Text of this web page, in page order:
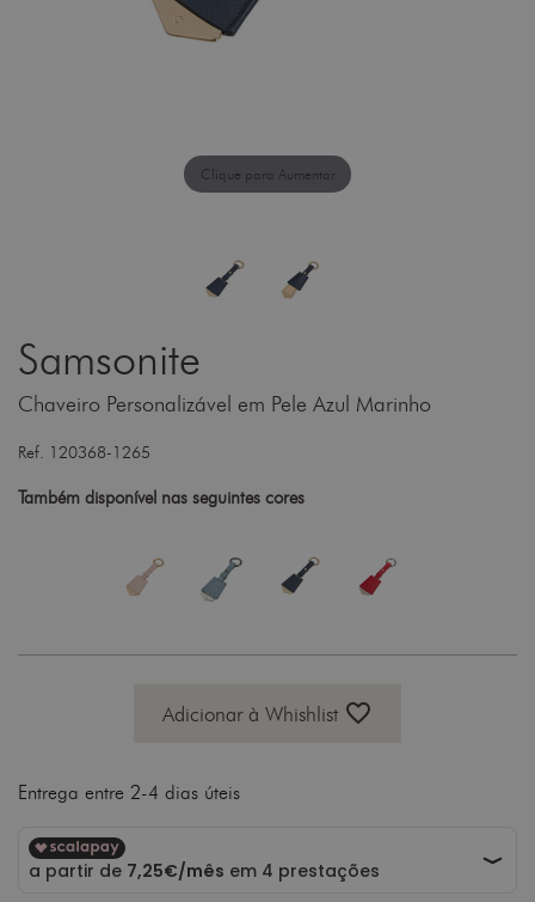
Clique para Aumentar
Samsonite
Chaveiro Personalizável em Pele Azul Marinho
Ref. 120368-1265
Também disponível nas seguintes cores
Adicionar à Whishlist favorite_border
Entrega entre 2-4 dias úteis